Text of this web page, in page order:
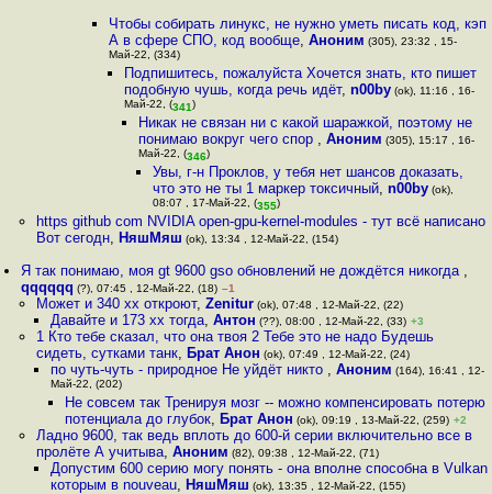
Чтобы собирать линукс, не нужно уметь писать код, кэп
А в сфере СПО, код вообще,Аноним (305), 23:32 , 15-
Май-22, (334)
Подпишитесь, пожалуйста Хочется знать, кто пишет
подобную чушь, когда речь идёт, n00by(ok), 11:16 , 16-
Май-22, (341)
Никак не связан ни с какой шаражкой, поэтому не
понимаю вокруг чего спор , Аноним (305), 15:17 , 16-
Май-22, (346)
Увы, г-н Проклов, у тебя нет шансов доказать,
что это не ты 1 маркер токсичный,n00by (ok),
08:07 , 17-Май-22, (355)
https github com NVIDIA open-gpu-kernel-modules - тут всё написано
Вот сегодн, НяшМяш (ok), 13:34 , 12-Май-22, (154)
Я так понимаю, моя gt 9600 gso обновлений не дождётся никогда ,
qqqqqq (?), 07:45 , 12-Май-22, (18) –1
Может и 340 xx откроют, Zenitur(ok), 07:48 , 12-Май-22, (22)
Давайте и 173 хх тогда, Антон (??), 08:00 , 12-Май-22, (33) +3
1 Кто тебе сказал, что она твоя 2 Тебе это не надо Будешь
сидеть, сутками танк, Брат Анон (ok), 07:49 , 12-Май-22, (24)
по чуть-чуть - природное Не уйдёт никто , Аноним (164), 16:41 , 12-
Май-22, (202)
Не совсем так Тренируя мозг -- можно компенсировать потерю
потенциала до глубок, Брат Анон (ok), 09:19 , 13-Май-22, (259) +2
Ладно 9600, так ведь вплоть до 600-й серии включительно все в
пролёте А учитыва, Аноним (82), 09:38 , 12-Май-22, (71)
Допустим 600 серию могу понять - она вполне способна в Vulkan
которым в nouveau, НяшМяш (ok), 13:35 , 12-Май-22, (155)